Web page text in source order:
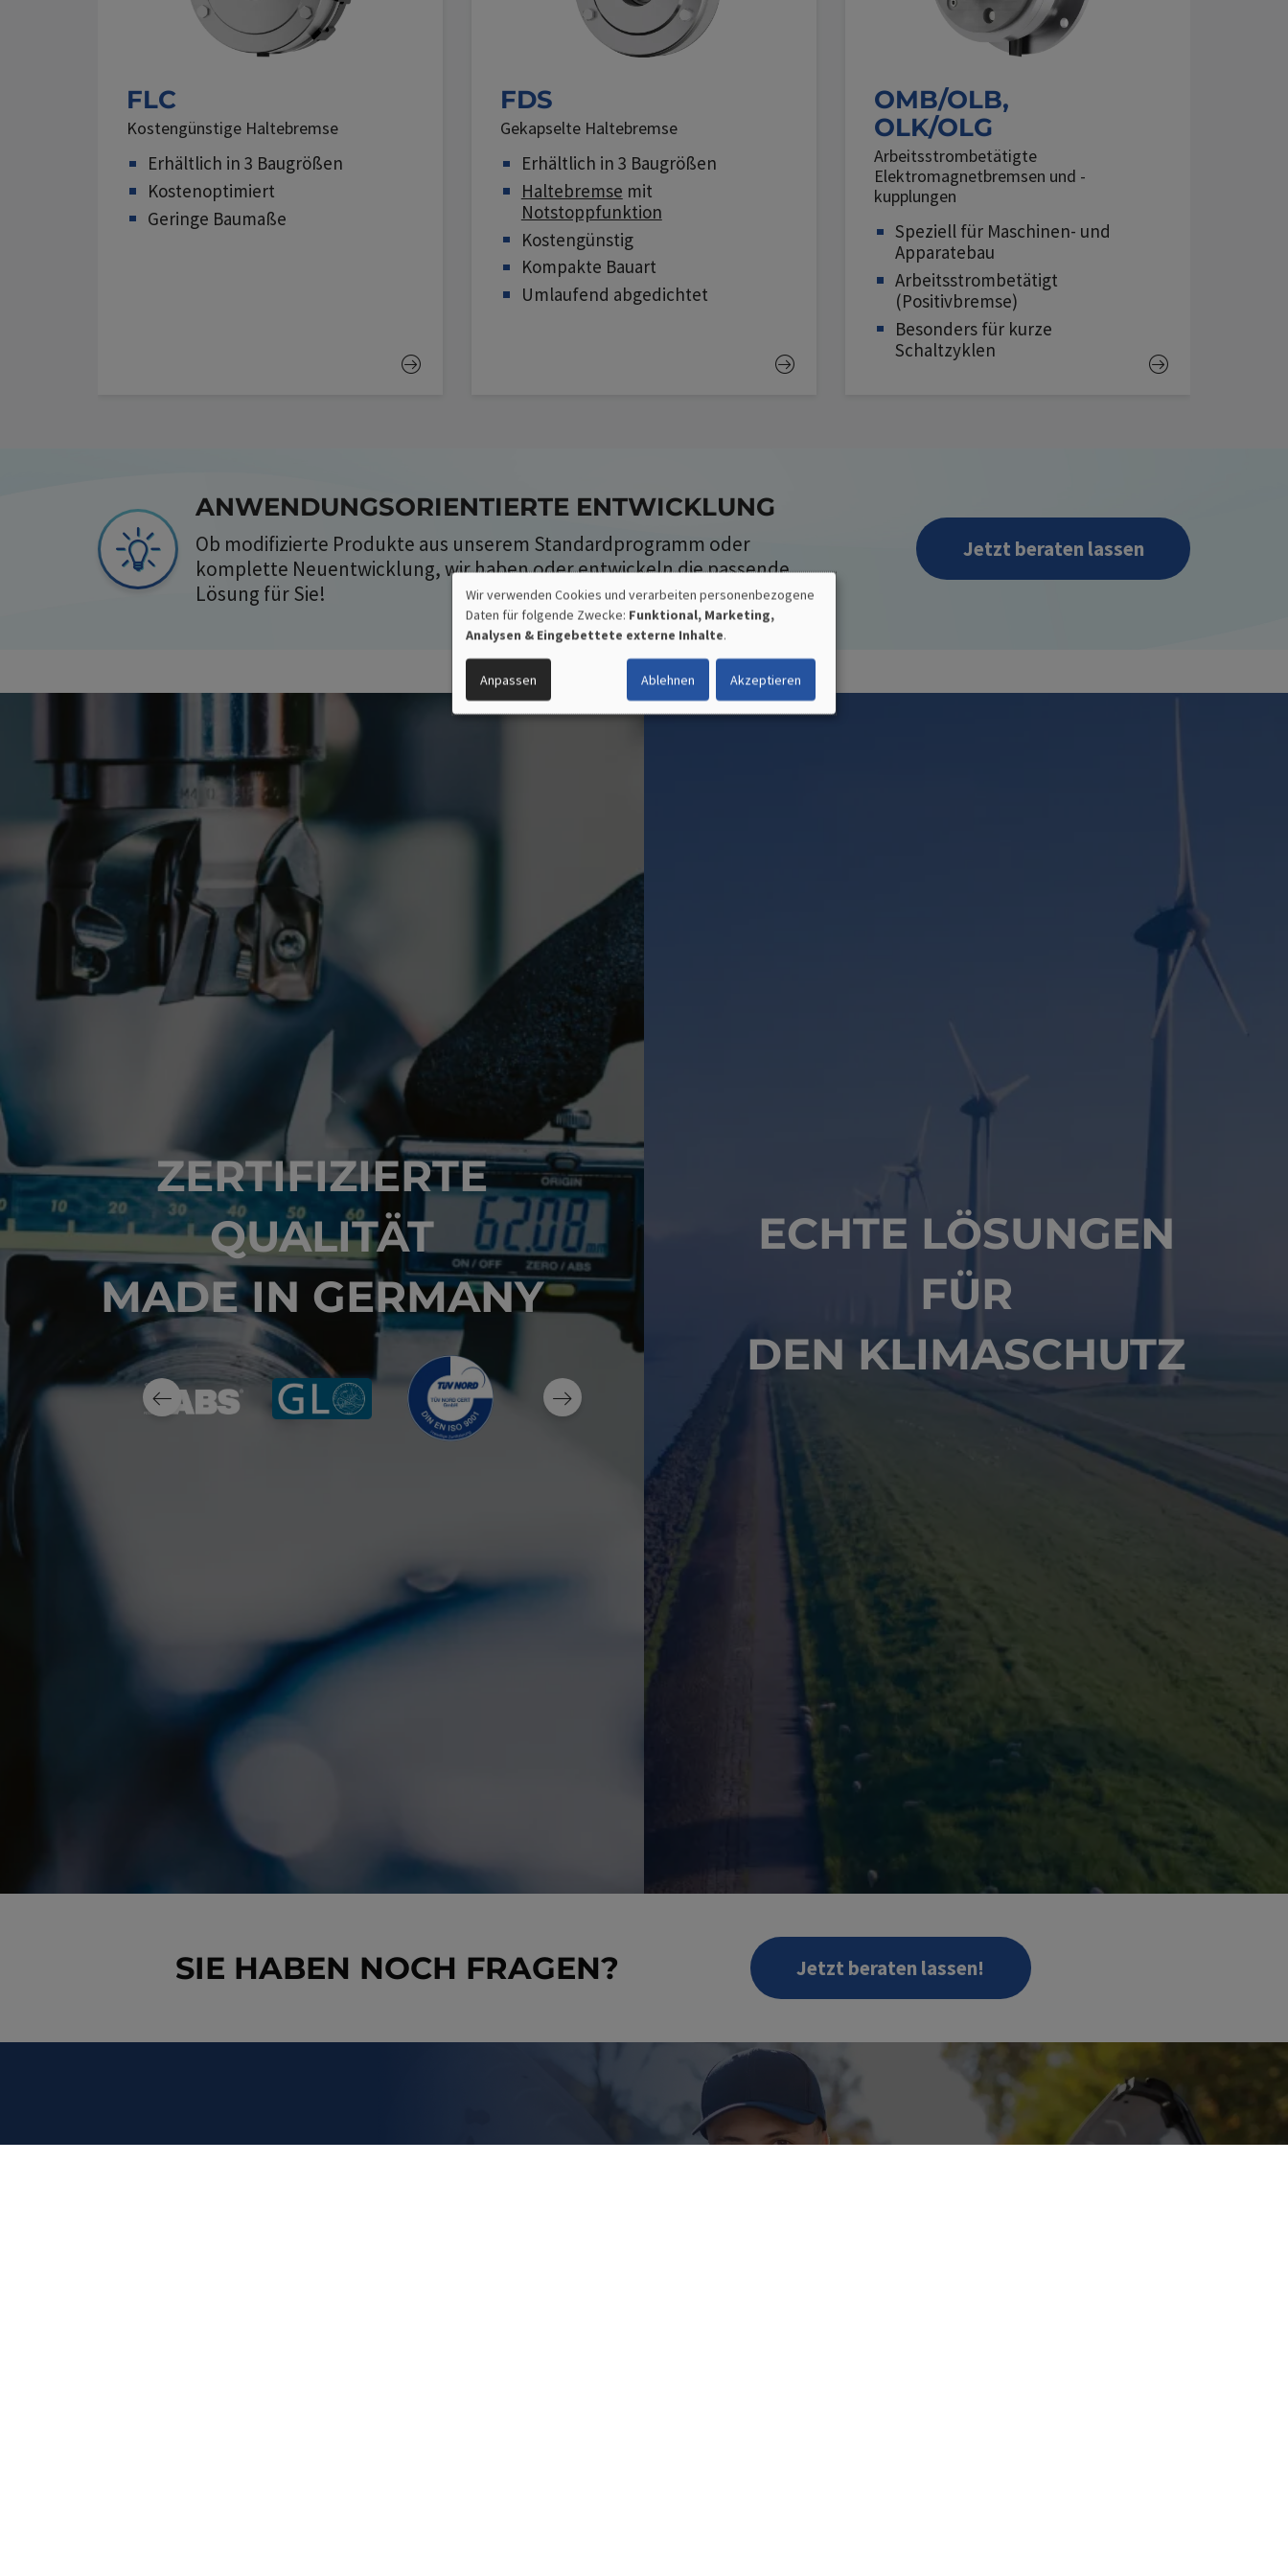
FLC
Kostengünstige Haltebremse
Erhältlich in 3 Baugrößen
Kostenoptimiert
Geringe Baumaße
FDS
Gekapselte Haltebremse
Erhältlich in 3 Baugrößen
Haltebremse mit
Notstoppfunktion
Kostengünstig
Kompakte Bauart
Umlaufend abgedichtet
OMB/OLB,
OLK/OLG
Arbeitsstrombetätigte
Elektromagnetbremsen und -
kupplungen
Speziell für Maschinen- und
Apparatebau
Arbeitsstrombetätigt
(Positivbremse)
Besonders für kurze
Schaltzyklen
ANWENDUNGSORIENTIERTE ENTWICKLUNG
Ob modifizierte Produkte aus unserem Standardprogramm oder
komplette Neuentwicklung, wir haben oder entwickeln die passende
Lösung für Sie!
Jetzt beraten lassen
ZERTIFIZIERTE
QUALITÄT
MADE IN GERMANY
ECHTE LÖSUNGEN
FÜR
DEN KLIMASCHUTZ
SIE HABEN NOCH FRAGEN? Jetzt beraten lassen!
VERWENDUNG
PERSONENBEZOGENER
DATEN
Wir verwenden Cookies und verarbeiten personenbezogene
Daten für folgende Zwecke: Funktional, Marketing,
Analysen & Eingebettete externe Inhalte.
Anpassen Ablehnen Akzeptieren